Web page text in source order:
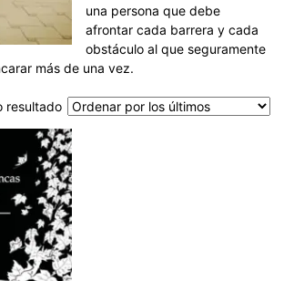
una persona que debe
afrontar cada barrera y cada
obstáculo al que seguramente
más de una vez.
resultado